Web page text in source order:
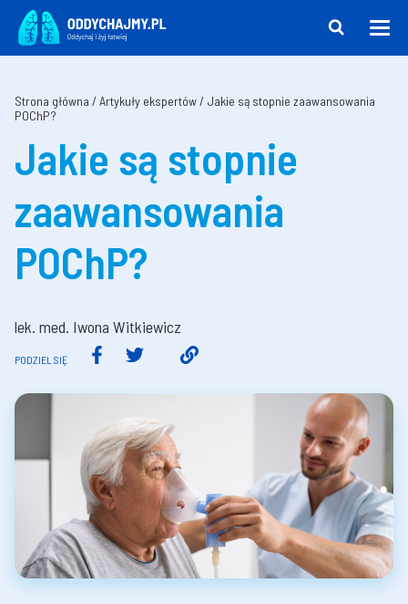
Strona główna / Artykuły ekspertów/ Jakie są stopnie zaawansowania
POChP?
Jakie są stopnie
zaawansowania
POChP?
lek. med. Iwona Witkiewicz
PODZIEL SIĘ